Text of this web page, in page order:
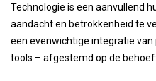
Technologie is een aanvullend
aandacht en betrokkenheid te
een evenwichtige integratie
tools – afgestemd op de